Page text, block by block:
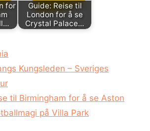
for
Guide: Reise til
London for å se
Crystal Palace…
Kungsleden – Sveriges
til Birmingham for å se Aston
på Villa Park